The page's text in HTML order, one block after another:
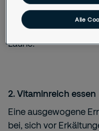
Freien bewegen -
tut gut und sorgt
Bildung des
Laune!
2. Vitaminreich essen
Eine ausgewogene
bei, sich vor
Alle